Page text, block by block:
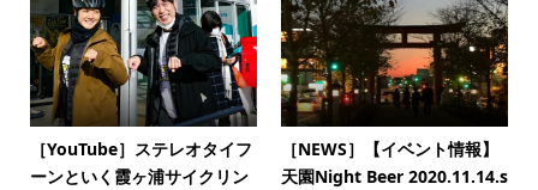
［YouTube］ステレオタイフ
ーンといく霞ヶ浦サイクリン
［NEWS］【イベント情報】
天園Night Beer 2020.11.14.s